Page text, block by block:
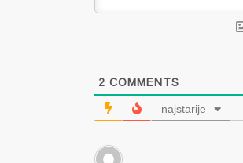
2 COMMENTS
najstarije